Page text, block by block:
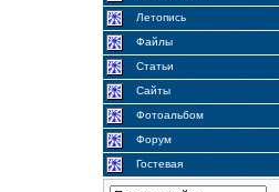
Летопись
Файлы
Статьи
Сайты
Фотоальбом
Форум
Гостевая